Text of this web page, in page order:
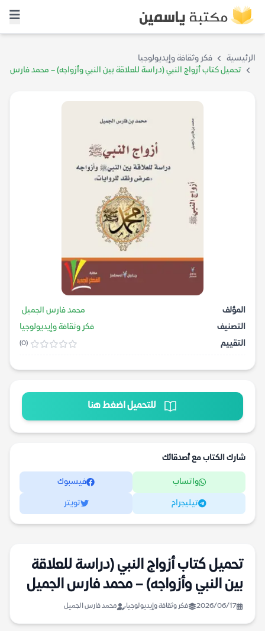
الرئيسية
فكر وثقافة وإيديولوجيا
تحميل كتاب أزواج النبي (دراسة للعلاقة بين النبي وأزواجه) – محمد فارس
المؤلف
محمد فارس الجميل
التصنيف
فكر وثقافة وإيديولوجيا
التقييم
(0)
للتحميل اضغط هنا
شارك الكتاب مع أصدقائك
واتساب فيسبوك
تيليجرام تويتر
تحميل كتاب أزواج النبي (دراسة للعلاقة
بين النبي وأزواجه) – محمد فارس الجميل
2026/06/17 فكر وثقافة وإيديولوجيا محمد فارس الجميل